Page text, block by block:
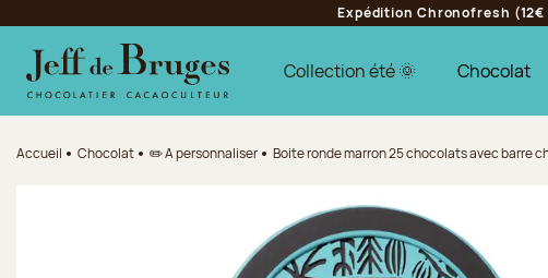
Aller au contenu principal
Aller au pied de page
Expédition Chronofresh
Collection été 🌞 Chocolat
Accueil Chocolat ✏️ A personnaliser Boite ronde marron 25 chocolats avec barre